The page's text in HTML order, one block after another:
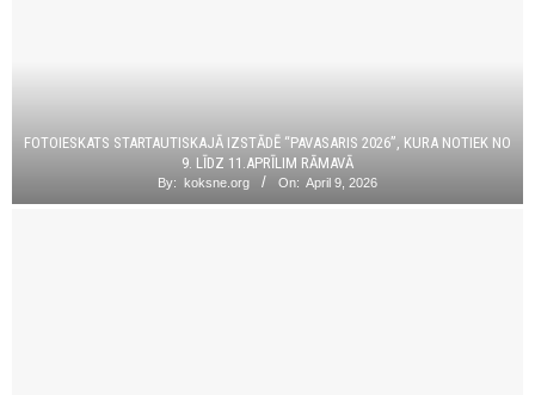
FOTOIESKATS STARTAUTISKAJĀ IZSTĀDĒ “PAVASARIS 2026”, KURA NOTIEK NO
9. LĪDZ 11.APRĪLIM RĀMAVĀ
By: koksne.org On: April 9, 2026